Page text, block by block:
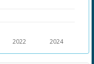
2022 2024